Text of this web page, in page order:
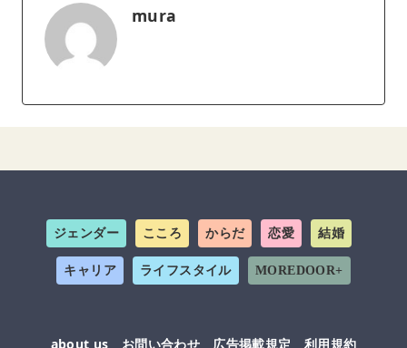
mura
ジェンダー こころ からだ 恋愛 結婚
キャリア ライフスタイル MOREDOOR+
about us お問い合わせ 広告掲載規定 利用規約